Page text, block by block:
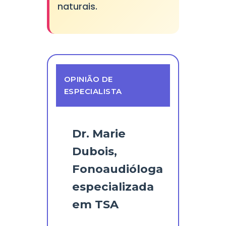
naturais.
OPINIÃO DE
ESPECIALISTA
Dr. Marie
Dubois,
Fonoaudióloga
especializada
em TSA